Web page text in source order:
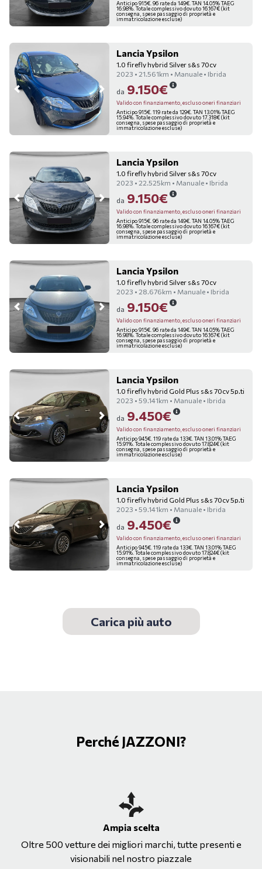
Anticipo 915€. 96 rate da 149€. TAN 14.05% TAEG
16.98%. Totale complessivo dovuto 16.167€ (kit
consegna, spese passaggio di proprietà e
immatricolazione escluse)
Lancia Ypsilon
1.0 firefly hybrid Silver s&s 70cv
2023 • 21.561km • Manuale • Ibrida
da 9.150€
Valido con finanziamento, escluso oneri finanziari
Anticipo 915€. 119 rate da 129€. TAN 13.01% TAEG
15.94%. Totale complessivo dovuto 17.318€ (kit
consegna, spese passaggio di proprietà e
immatricolazione escluse)
Lancia Ypsilon
1.0 firefly hybrid Silver s&s 70cv
2023 • 22.525km • Manuale • Ibrida
da 9.150€
Valido con finanziamento, escluso oneri finanziari
Anticipo 915€. 96 rate da 149€. TAN 14.05% TAEG
16.98%. Totale complessivo dovuto 16.167€ (kit
consegna, spese passaggio di proprietà e
immatricolazione escluse)
Lancia Ypsilon
1.0 firefly hybrid Silver s&s 70cv
2023 • 28.676km • Manuale • Ibrida
da 9.150€
Valido con finanziamento, escluso oneri finanziari
Anticipo 915€. 96 rate da 149€. TAN 14.05% TAEG
16.98%. Totale complessivo dovuto 16.167€ (kit
consegna, spese passaggio di proprietà e
immatricolazione escluse)
Lancia Ypsilon
1.0 firefly hybrid Gold Plus s&s 70cv 5p.ti
2023 • 59.141km • Manuale • Ibrida
da 9.450€
Valido con finanziamento, escluso oneri finanziari
Anticipo 945€. 119 rate da 133€. TAN 13.01% TAEG
15.91%. Totale complessivo dovuto 17.824€ (kit
consegna, spese passaggio di proprietà e
immatricolazione escluse)
Lancia Ypsilon
1.0 firefly hybrid Gold Plus s&s 70cv 5p.ti
2023 • 59.141km • Manuale • Ibrida
da 9.450€
Valido con finanziamento, escluso oneri finanziari
Anticipo 945€. 119 rate da 133€. TAN 13.01% TAEG
15.91%. Totale complessivo dovuto 17.824€ (kit
consegna, spese passaggio di proprietà e
immatricolazione escluse)
Carica più auto
Perché JAZZONI?
Ampia scelta
Oltre 500 vetture dei migliori marchi, tutte presenti e
visionabili nel nostro piazzale